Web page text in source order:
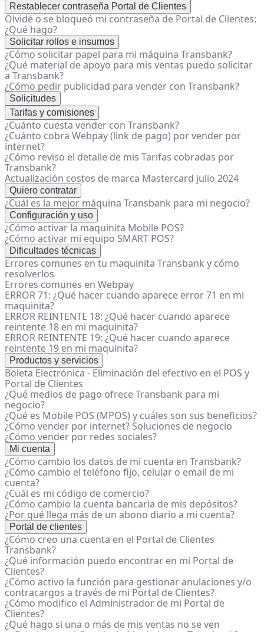
Restablecer contraseña Portal de Clientes
Olvidé o se bloqueó mi contraseña de Portal de Clientes:
¿Qué hago?
Solicitar rollos e insumos
¿Cómo solicitar papel para mi máquina Transbank?
¿Qué material de apoyo para mis ventas puedo solicitar
a Transbank?
¿Cómo pedir publicidad para vender con Transbank?
Solicitudes
Tarifas y comisiones
¿Cuánto cuesta vender con Transbank?
¿Cuánto cobra Webpay (link de pago) por vender por
internet?
¿Cómo reviso el detalle de mis Tarifas cobradas por
Transbank?
Actualización costos de marca Mastercard julio 2024
Quiero contratar
¿Cuál es la mejor máquina Transbank para mi negocio?
Configuración y uso
¿Cómo activar la maquinita Mobile POS?
¿Cómo activar mi equipo SMART POS?
Dificultades técnicas
Errores comunes en tu maquinita Transbank y cómo
resolverlos
Errores comunes en Webpay
ERROR 71: ¿Qué hacer cuando aparece error 71 en mi
maquinita?
ERROR REINTENTE 18: ¿Qué hacer cuando aparece
reintente 18 en mi maquinita?
ERROR REINTENTE 19: ¿Qué hacer cuando aparece
reintente 19 en mi maquinita?
Productos y servicios
Boleta Electrónica - Eliminación del efectivo en el POS y
Portal de Clientes
¿Qué medios de pago ofrece Transbank para mi
negocio?
¿Qué es Mobile POS (MPOS) y cuáles son sus beneficios?
¿Cómo vender por internet? Soluciones de negocio
¿Cómo vender por redes sociales?
Mi cuenta
¿Cómo cambio los datos de mi cuenta en Transbank?
¿Cómo cambio el teléfono fijo, celular o email de mi
cuenta?
¿Cuál es mi código de comercio?
¿Cómo cambio la cuenta bancaria de mis depósitos?
¿Por qué llega más de un abono diario a mi cuenta?
Portal de clientes
¿Cómo creo una cuenta en el Portal de Clientes
Transbank?
¿Qué información puedo encontrar en mi Portal de
Clientes?
¿Cómo activo la función para gestionar anulaciones y/o
contracargos a través de mi Portal de Clientes?
¿Cómo modifico el Administrador de mi Portal de
Clientes?
¿Qué hago si una o más de mis ventas no se ven